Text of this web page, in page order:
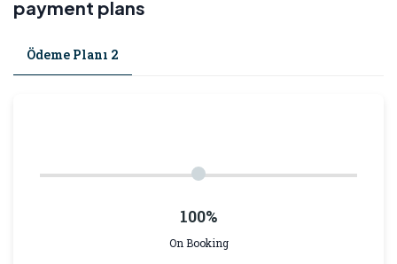
payment plans
Ödeme Planı 2
100%
On Booking